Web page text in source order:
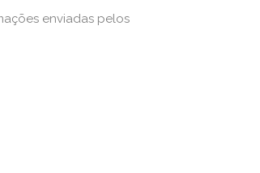
enviadas pelos